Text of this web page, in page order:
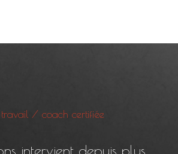
travail / coach certifiée
intervient depuis plus